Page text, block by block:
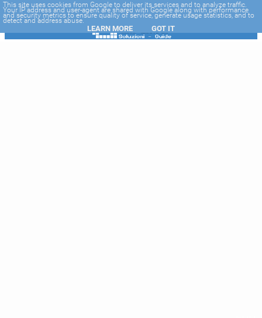
-->
This site uses cookies from Google to deliver its services and to analyze traffic.
Your IP address and user-agent are shared with Google along with performance
and security metrics to ensure quality of service, generate usage statistics, and to
detect and address abuse.
LEARN MORE GOT IT